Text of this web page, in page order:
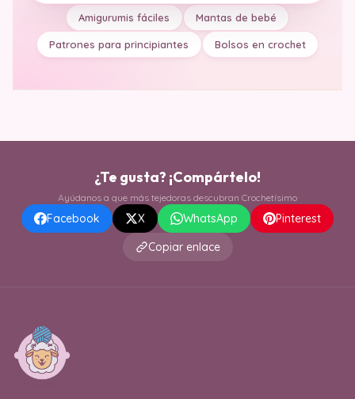
Amigurumis fáciles Mantas de bebé
Patrones para principiantes Bolsos en crochet
¿Te gusta? ¡Compártelo!
Ayúdanos a que más tejedoras descubran Crochetísimo
Facebook X WhatsApp
Pinterest
Copiar enlace